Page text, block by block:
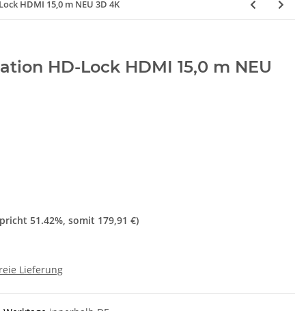
HDMI 15,0 m NEU 3D 4K
HD-Lock HDMI 15,0 m NEU
51.42%, somit 179,91 €)
Lieferung